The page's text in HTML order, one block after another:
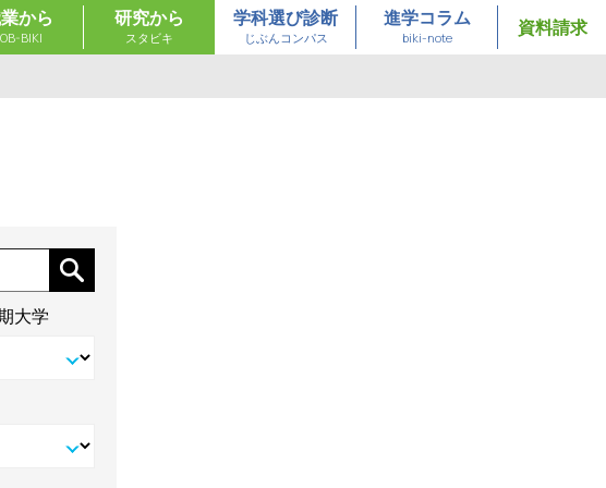
から
BIKI
研究から
スタビキ
学科選び診断
じぶんコンパス
進学コラム
biki-note
資料請求
大学